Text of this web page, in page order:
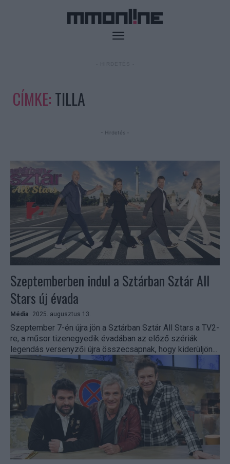
CÍMKE: TILLA
- Hirdetés -
Szeptemberben indul a Sztárban Sztár All
Stars új évada
Média 2025. augusztus 13.
Szeptember 7-én újra jön a Sztárban Sztár All Stars a TV2-
re, a műsor tizenegyedik évadában az előző szériák
legendás versenyzői újra összecsapnak, hogy kiderüljön...